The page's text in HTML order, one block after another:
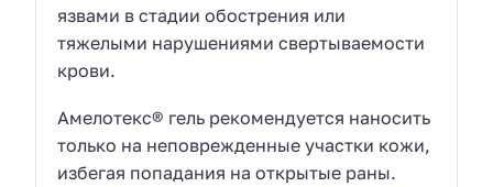
язвами в стадии обострения или
тяжелыми нарушениями свертываемости
крови.
Амелотекс® гель рекомендуется наносить
только на неповрежденные участки кожи,
избегая попадания на открытые раны.